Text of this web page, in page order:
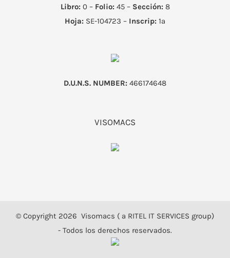
Libro:0 – Folio:45 – Sección:8
Hoja: SE-104723 – Inscrip: 1ª
D.U.N.S. NUMBER: 466174648
VISOMACS
© Copyright 2026 Visomacs ( a RITEL IT SERVICES group)
- Todos los derechos reservados.